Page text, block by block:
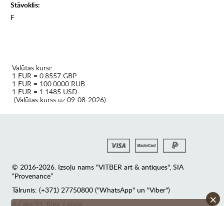
Stāvoklis:
F
×
Valūtas kursi:
1 EUR = 0.8557 GBP
1 EUR = 100.0000 RUB
1 EUR = 1.1485 USD
(Valūtas kurss uz 09-08-2026)
© 2016-2026. Izsoļu nams "VITBER art & antiques", SIA
“Provenance”
Tālrunis: (+371) 27750800 ("WhatsApp" un "Viber")